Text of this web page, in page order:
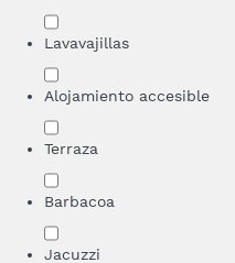
Lavavajillas
Alojamiento accesible
Terraza
Barbacoa
Jacuzzi